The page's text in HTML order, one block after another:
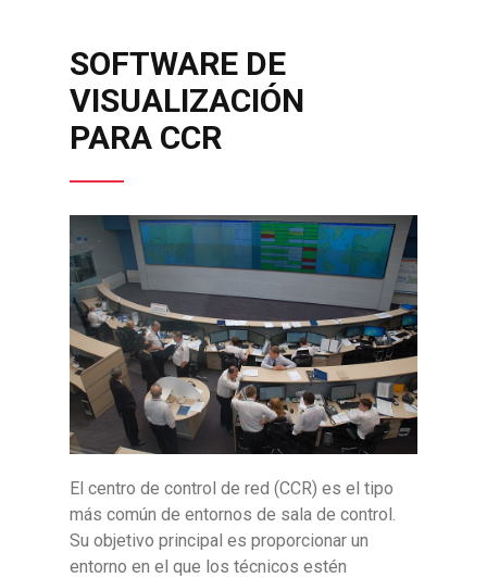
SOFTWARE DE
VISUALIZACIÓN
PARA CCR
El centro de control de red (CCR) es el tipo
más común de entornos de sala de control.
Su objetivo principal es proporcionar un
entorno en el que los técnicos estén